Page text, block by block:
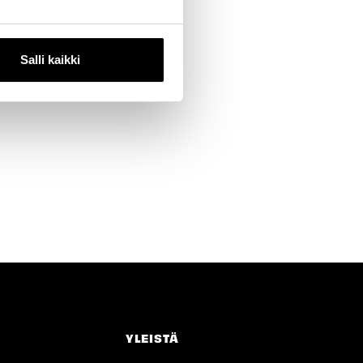
Salli kaikki
YLEISTÄ